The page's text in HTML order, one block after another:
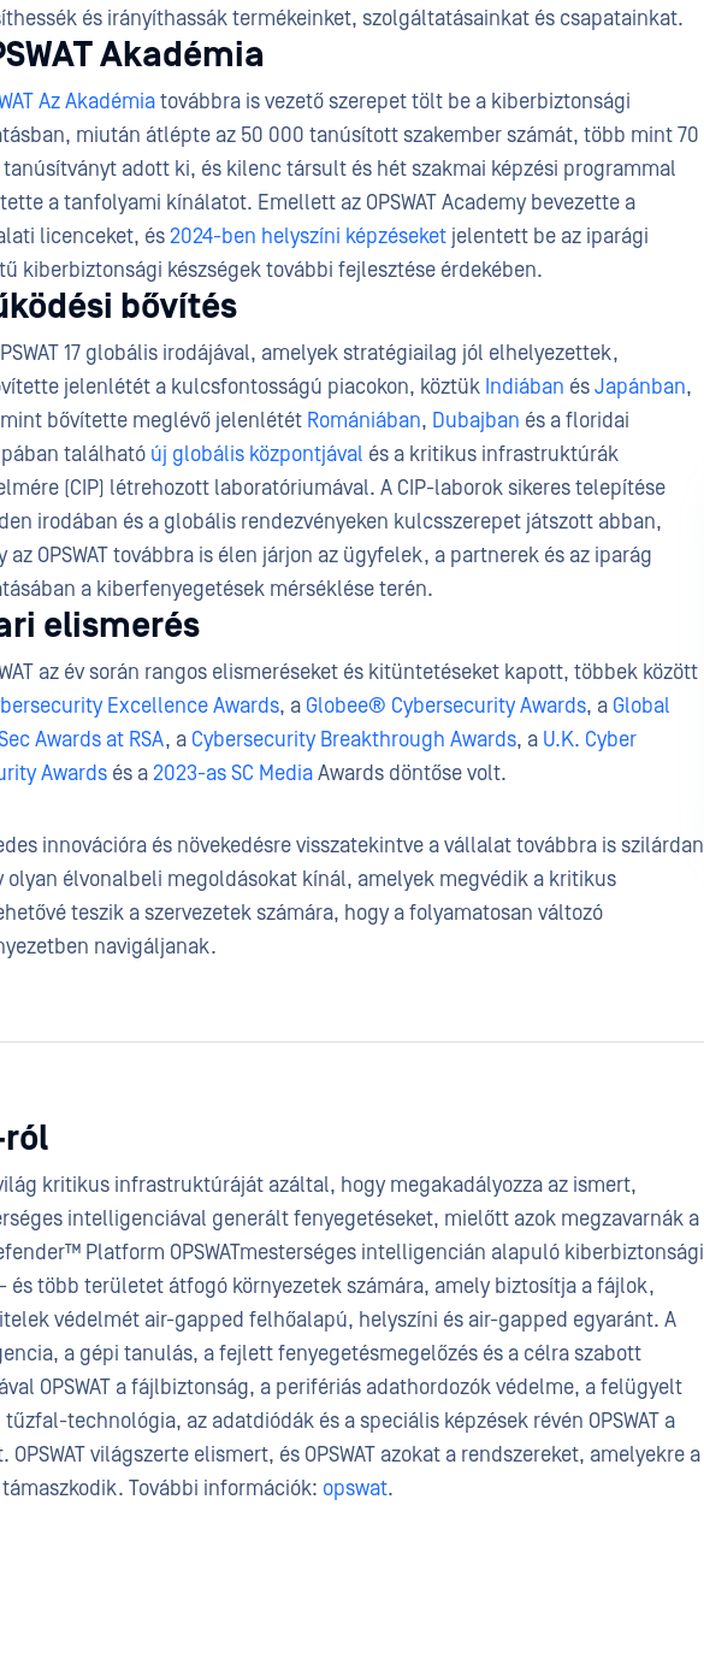
és irányíthassák termékeinket, szolgáltatásainkat és csapatainkat.
Akadémia
AzAkadémiatovábbra is vezető szerepet tölt be a kiberbiztonsági
miután átlépte az 50 000 tanúsított szakember számát, több mint 70
adott ki, és kilenc társult és hét szakmai képzési programmal
a tanfolyami kínálatot. Emellett az OPSWAT Academy bevezette a
licenceket, és2024-ben helyszíni képzéseket jelentett be az iparági
kiberbiztonsági készségek további fejlesztése érdekében.
bővítés
17 globális irodájával, amelyek stratégiailag jól elhelyezettek,
jelenlétét a kulcsfontosságú piacokon, köztük Indiában ésJapánban,
bővítette meglévő jelenlétét Romániában, Dubajban és a floridai
található új globális központjával és a kritikus infrastruktúrák
(CIP) létrehozott laboratóriumával. A CIP-laborok sikeres telepítése
irodában és a globális rendezvényeken kulcsszerepet játszott abban,
az OPSWAT továbbra is élen járjon az ügyfelek, a partnerek és az iparág
a kiberfenyegetések mérséklése terén.
elismerés
az év során rangos elismeréseket és kitüntetéseket kapott, többek között
Excellence Awards, a Globee® Cybersecurity Awards, a Global
Awards at RSA, a Cybersecurity Breakthrough Awards, a U.K. Cyber
Awards és a2023-as SC MediaAwards döntőse volt.
innovációra és növekedésre visszatekintve a vállalat továbbra is szilárdan
élvonalbeli megoldásokat kínál, amelyek megvédik a kritikus
teszik a szervezetek számára, hogy a folyamatosan változó
navigáljanak.
ról
világ kritikus infrastruktúráját azáltal, hogy megakadályozza az ismert,
intelligenciával generált fenyegetéseket, mielőtt azok megzavarnák a
Platform OPSWATmesterséges intelligencián alapuló kiberbiztonsági
és több területet átfogó környezetek számára, amely biztosítja a fájlok,
védelmét air-gapped felhőalapú, helyszíni és air-gapped egyaránt. A
a gépi tanulás, a fejlett fenyegetésmegelőzés és a célra szabott
OPSWAT a fájlbiztonság, a perifériás adathordozók védelme, a felügyelt
technológia, az adatdiódák és a speciális képzések révén OPSWAT a
világszerte elismert, és OPSWAT azokat a rendszereket, amelyekre a
További információk: opswat.